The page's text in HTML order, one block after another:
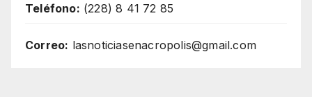
Teléfono: (228) 8 41 72 85
Correo: lasnoticiasenacropolis@gmail.com